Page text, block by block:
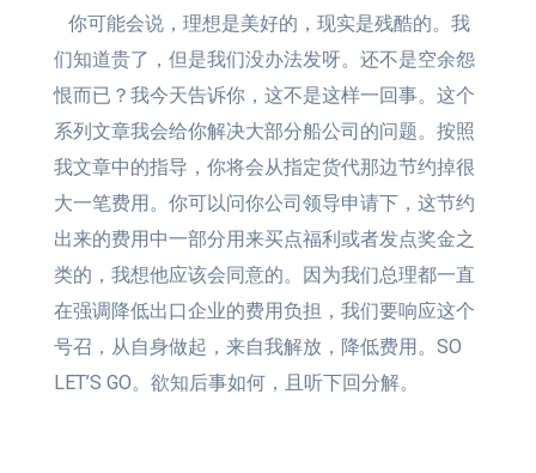
你可能会说，理想是美好的，现实是残酷的。我
们知道贵了，但是我们没办法发呀。还不是空余怨
恨而已？我今天告诉你，这不是这样一回事。这个
系列文章我会给你解决大部分船公司的问题。按照
我文章中的指导，你将会从指定货代那边节约掉很
大一笔费用。你可以问你公司领导申请下，这节约
出来的费用中一部分用来买点福利或者发点奖金之
类的，我想他应该会同意的。因为我们总理都一直
在强调降低出口企业的费用负担，我们要响应这个
号召，从自身做起，来自我解放，降低费用。SO
LET’S GO。欲知后事如何，且听下回分解。